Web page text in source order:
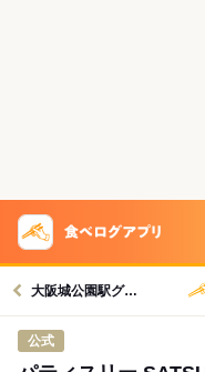
大阪城公園駅グルメへ
公式